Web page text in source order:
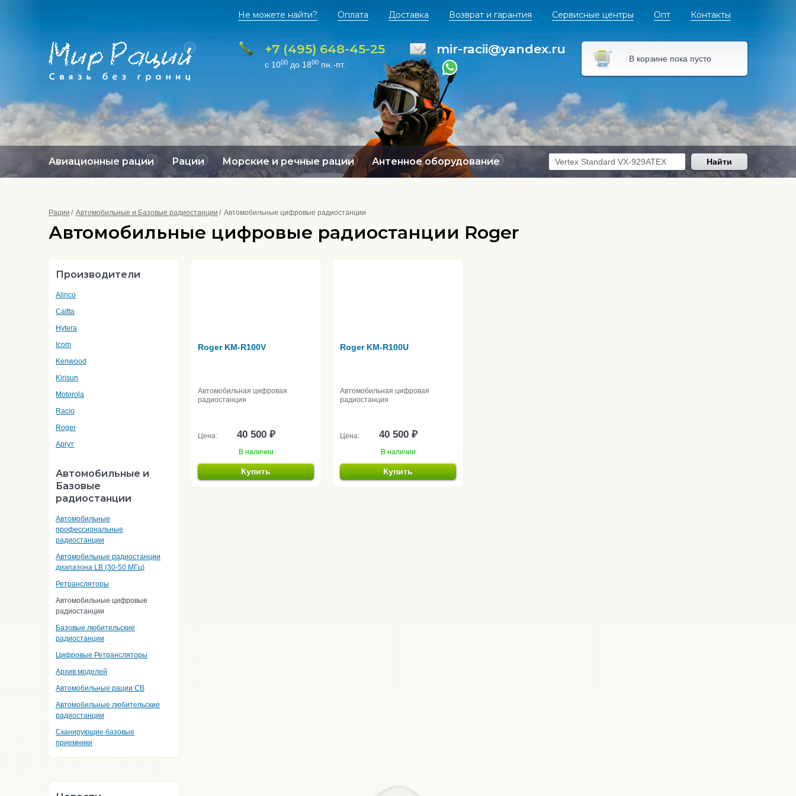
Не можете найти? Оплата Доставка Возврат и гарантия Сервисные центры Опт Контакты
+7 (495) 648-45-25
с 1000 до 1800 пн.-пт.
mir-racii@yandex.ru
В корзине пока пусто
Авиационные рации Рации Морские и речные рации Антенное оборудование Найти
Рации Автомобильные и Базовые радиостанции Автомобильные цифровые радиостанции
Автомобильные цифровые радиостанции Roger
Производители
Alinco
Caltta
Hytera
Icom
Kenwood
Kirisun
Motorola
Racio
Roger
Аргут
Автомобильные и
Базовые
радиостанции
Автомобильные
профессиональные
радиостанции
Автомобильные радиостанции
диапазона LB (30-50 МГц)
Ретрансляторы
Автомобильные цифровые
радиостанции
Базовые любительские
радиостанции
Цифровые Ретрансляторы
Архив моделей
Автомобильные рации CB
Автомобильные любительские
радиостанции
Сканирующие базовые
приемники
Roger KM-R100V
Автомобильная цифровая
радиостанция
Цена: 40 500 ₽
В наличии
Купить
Roger KM-R100U
Автомобильная цифровая
радиостанция
Цена: 40 500 ₽
В наличии
Купить